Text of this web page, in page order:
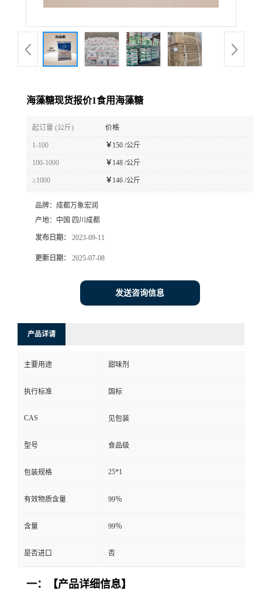
海藻糖现货报价1食用海藻糖
起订量 (公斤) 价格
1-100 ￥ 150 /公斤
100-1000 ￥ 148 /公斤
≥1000 ￥ 146 /公斤
品牌： 成都万象宏润
产地： 中国 四川成都
发布日期： 2023-09-11
更新日期： 2025-07-08
发送咨询信息
产品详请
主要用途 甜味剂
执行标准 国标
CAS 见包装
型号 食品级
包装规格 25*1
有效物质含量 99％
含量 99％
是否进口 否
一：【产品详细信息】